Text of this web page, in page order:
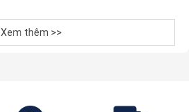
Xem thêm >>